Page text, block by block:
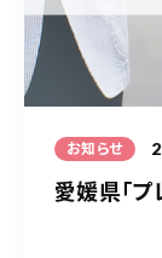
お知らせ
愛媛県「